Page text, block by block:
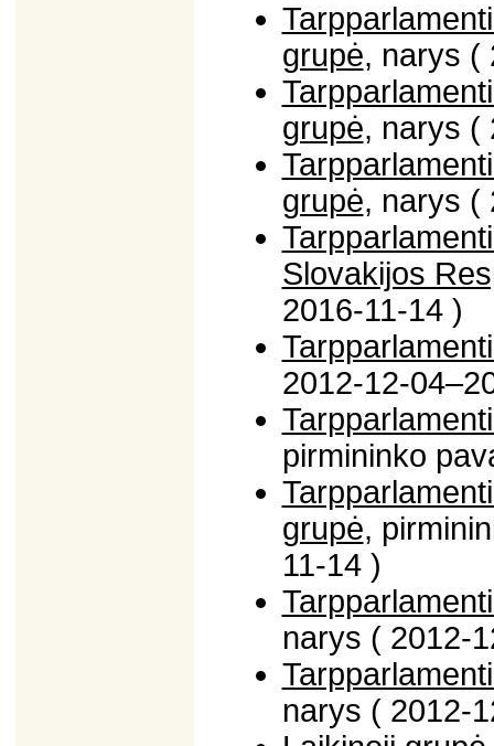
grupė, narys (
grupė, narys (
grupė, narys (
Slovakijos
2016-11-14 )
2012-12-
pirmininko
grupė,
11-14 )
narys ( 2012-
narys ( 2012-